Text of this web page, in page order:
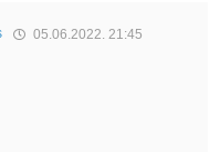
05.06.2022. 21:45